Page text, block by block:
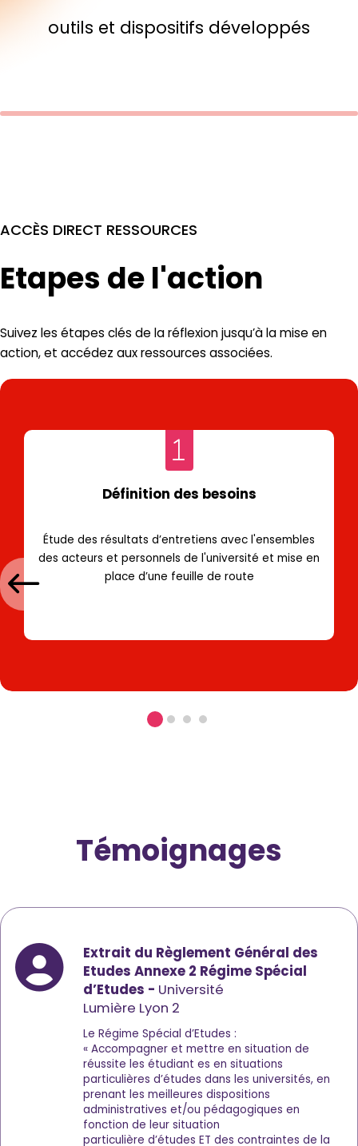
outils et dispositifs développés
ACCÈS DIRECT RESSOURCES
Etapes de l'action
Suivez les étapes clés de la réflexion jusqu’à la mise en
action, et accédez aux ressources associées.
Définition des besoins
Étude des résultats d’entretiens avec l'ensembles
des acteurs et personnels de l'université et mise en
place d’une feuille de route
01 2 3
Témoignages
Le Régime Spécial d’Etudes :
« Accompagner et mettre en situation de
réussite les étudiant es en situations
particulières d’études dans les universités, en
prenant les meilleures dispositions
administratives et/ou pédagogiques en
fonction de leur situation
particulière d’études ET des contraintes de la
Extrait du Règlement Général des
Etudes Annexe 2 Régime Spécial
d’Etudes - Université
Lumière Lyon 2